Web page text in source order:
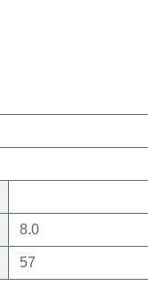
8.0
57